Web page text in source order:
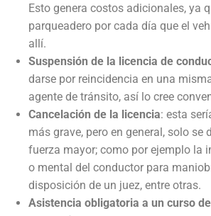
Esto genera costos adicionales, ya
parqueadero por cada día que el
allí.
Suspensión de la licencia de
darse por reincidencia en una
agente de tránsito, así lo cree
Cancelación de la licencia: esta
más grave, pero en general, solo se
fuerza mayor; como por ejemplo la
o mental del conductor para
disposición de un juez, entre otras.
Asistencia obligatoria a un curso